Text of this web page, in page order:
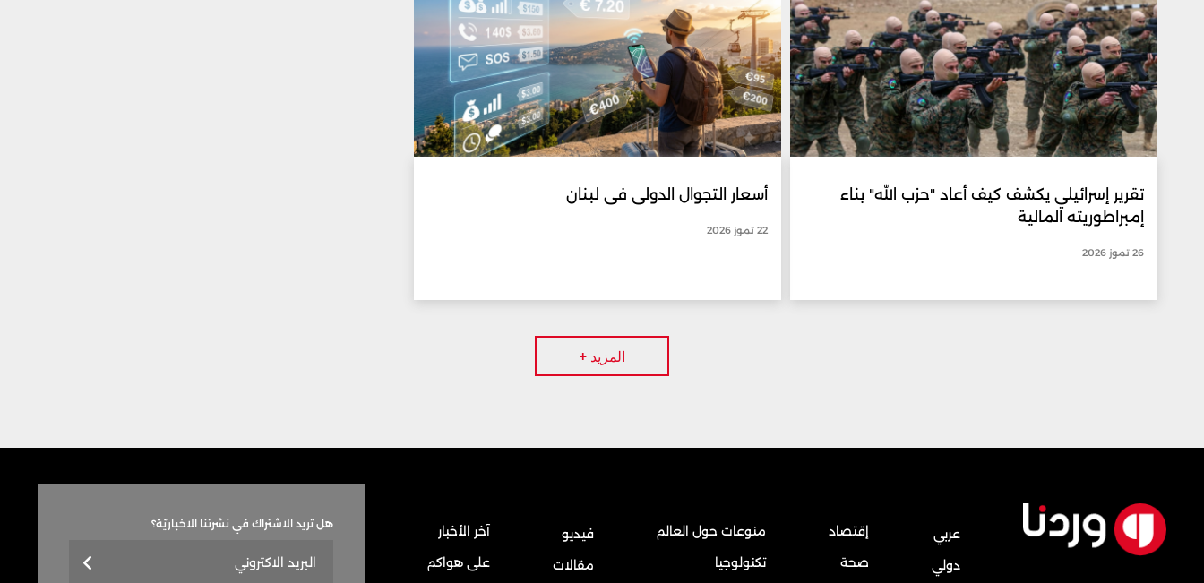
تقرير إسرائيلي يكشف كيف أعاد "حزب الله" بناء
إمبراطوريته المالية
26 تموز 2026
أسعار التجوال الدولي في لبنان
22 تموز 2026
المزيد +
عربي
دولي
إقتصاد
صحة
منوعات حول العالم
تكنولوجيا
فيديو
مقالات
آخر الأخبار
على هواكم
هل تريد الاشتراك في نشرتنا الاخباريّة؟